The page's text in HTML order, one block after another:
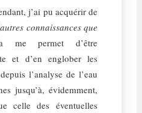
j’ai pu acquérir de
connaissances que
me permet d’être
et d’en englober les
l’analyse de l’eau
jusqu’à, évidemment,
celle des éventuelles